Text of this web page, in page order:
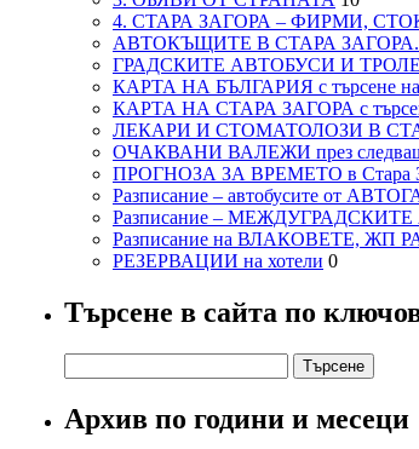
4. СТАРА ЗАГОРА – ФИРМИ,
АВТОКЪЩИТЕ В СТАРА
ГРАДСКИТЕ АВТОБУСИ И
КАРТА НА БЪЛГАРИЯ с търсене на
КАРТА НА СТАРА ЗАГОРА с
ЛЕКАРИ И СТОМАТОЛОЗИ В
ОЧАКВАНИ ВАЛЕЖИ през
ПРОГНОЗА ЗА ВРЕМЕТО в Стара
Разписание – автобусите от
Разписание – МЕЖДУГРАДСКИТЕ
Разписание на ВЛАКОВЕТЕ, ЖП
РЕЗЕРВАЦИИ на хотели 0
Търсене в сайта по
за:
Архив по години и месеци